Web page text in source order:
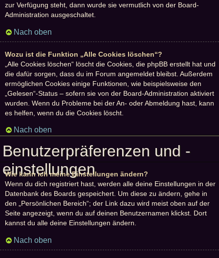
zur Verfügung steht, dann wurde sie vermutlich von der Board-
Administration ausgeschaltet.
Nach oben
Wozu ist die Funktion „Alle Cookies löschen“?
„Alle Cookies löschen“ löscht die Cookies, die phpBB erstellt hat und
die dafür sorgen, dass du im Forum angemeldet bleibst. Außerdem
ermöglichen Cookies einige Funktionen, wie beispielsweise den
„Gelesen“-Status – sofern sie von der Board-Administration aktiviert
wurden. Wenn du Probleme bei der An- oder Abmeldung hast, kann
es helfen, wenn du die Cookies löscht.
Nach oben
Benutzerpräferenzen und -
einstellungen
Wie kann ich meine Einstellungen ändern?
Wenn du dich registriert hast, werden alle deine Einstellungen in der
Datenbank des Boards gespeichert. Um diese zu ändern, gehe in
den „Persönlichen Bereich“; der Link dazu wird meist oben auf der
Seite angezeigt, wenn du auf deinen Benutzernamen klickst. Dort
kannst du alle deine Einstellungen ändern.
Nach oben